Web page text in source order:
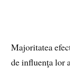
Majoritatea
de influenţa lor